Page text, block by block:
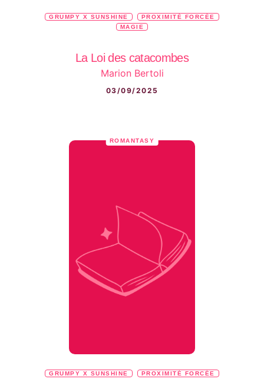
GRUMPY X SUNSHINE
PROXIMITÉ FORCÉE
MAGIE
La Loi des catacombes
Marion Bertoli
03/09/2025
ROMANTASY
GRUMPY X SUNSHINE
PROXIMITÉ FORCÉE